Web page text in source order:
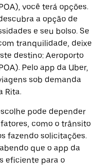
você terá opções.
a opção de
e seu bolso. Se
tranquilidade, deixe
destino: Aeroporto
Pelo app da Uber,
sob demanda
Rita.
pode depender
como o trânsito
fazendo solicitações.
que o app da
eficiente para o